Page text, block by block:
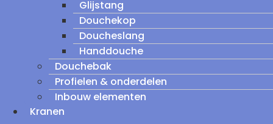
Glijstang
Douchekop
Doucheslang
Handdouche
Douchebak
Profielen & onderdelen
Inbouw elementen
Kranen